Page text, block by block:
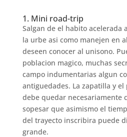
1. Mini road-trip
Salgan de el habito acelerada
la urbe asi­ como manejen en
deseen conocer al uni­sono.
poblacion magico, muchas
campo indumentarias algun
antiguedades. La zapatilla y
debe quedar necesariamente
sopesar que asimismo el
del trayecto inscribira puede
grande.